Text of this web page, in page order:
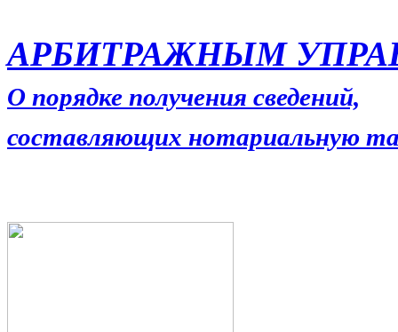
АРБИТРАЖНЫМ
О порядке получения сведений,
составляющих нотариальную